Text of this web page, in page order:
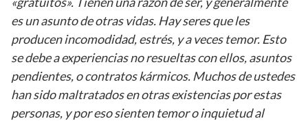
es un asunto de otras vidas. Hay seres que les
producen incomodidad, estrés, y a veces temor. Esto
se debe a experiencias no resueltas con ellos, asuntos
pendientes, o contratos kármicos. Muchos de ustedes
han sido maltratados en otras existencias por estas
personas, y por eso sienten temor o inquietud al